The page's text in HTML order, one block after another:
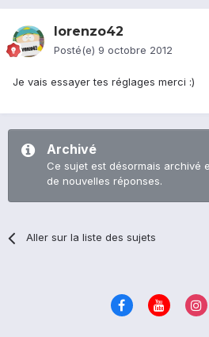
lorenzo42
Posté(e) 9 octobre 2012
Je vais essayer tes réglages merci :)
Archivé
Ce sujet est désormais archivé
de nouvelles réponses.
Aller sur la liste des sujets